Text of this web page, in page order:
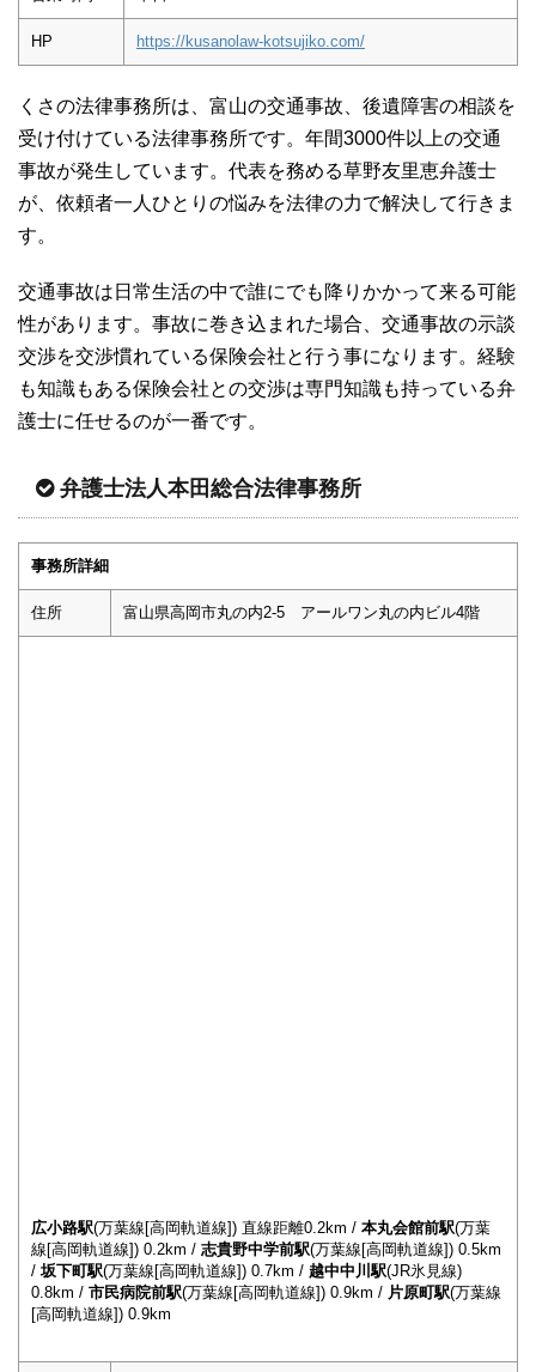
HP https://kusanolaw-kotsujiko.com/
くさの法律事務所は、富山の交通事故、後遺障害の相談を
受け付けている法律事務所です。年間3000件以上の交通
事故が発生しています。代表を務める草野友里恵弁護士
が、依頼者一人ひとりの悩みを法律の力で解決して行きま
す。
交通事故は日常生活の中で誰にでも降りかかって来る可能
性があります。事故に巻き込まれた場合、交通事故の示談
交渉を交渉慣れている保険会社と行う事になります。経験
も知識もある保険会社との交渉は専門知識も持っている弁
護士に任せるのが一番です。
弁護士法人本田総合法律事務所
事務所詳細
住所 富山県高岡市丸の内2-5 アールワン丸の内ビル4階
広小路駅(万葉線[高岡軌道線]) 直線距離0.2km / 本丸会館前駅(万葉
線[高岡軌道線]) 0.2km / 志貴野中学前駅(万葉線[高岡軌道線]) 0.5km
/坂下町駅(万葉線[高岡軌道線]) 0.7km / 越中中川駅(JR氷見線)
0.8km / 市民病院前駅(万葉線[高岡軌道線]) 0.9km / 片原町駅(万葉線
[高岡軌道線]) 0.9km